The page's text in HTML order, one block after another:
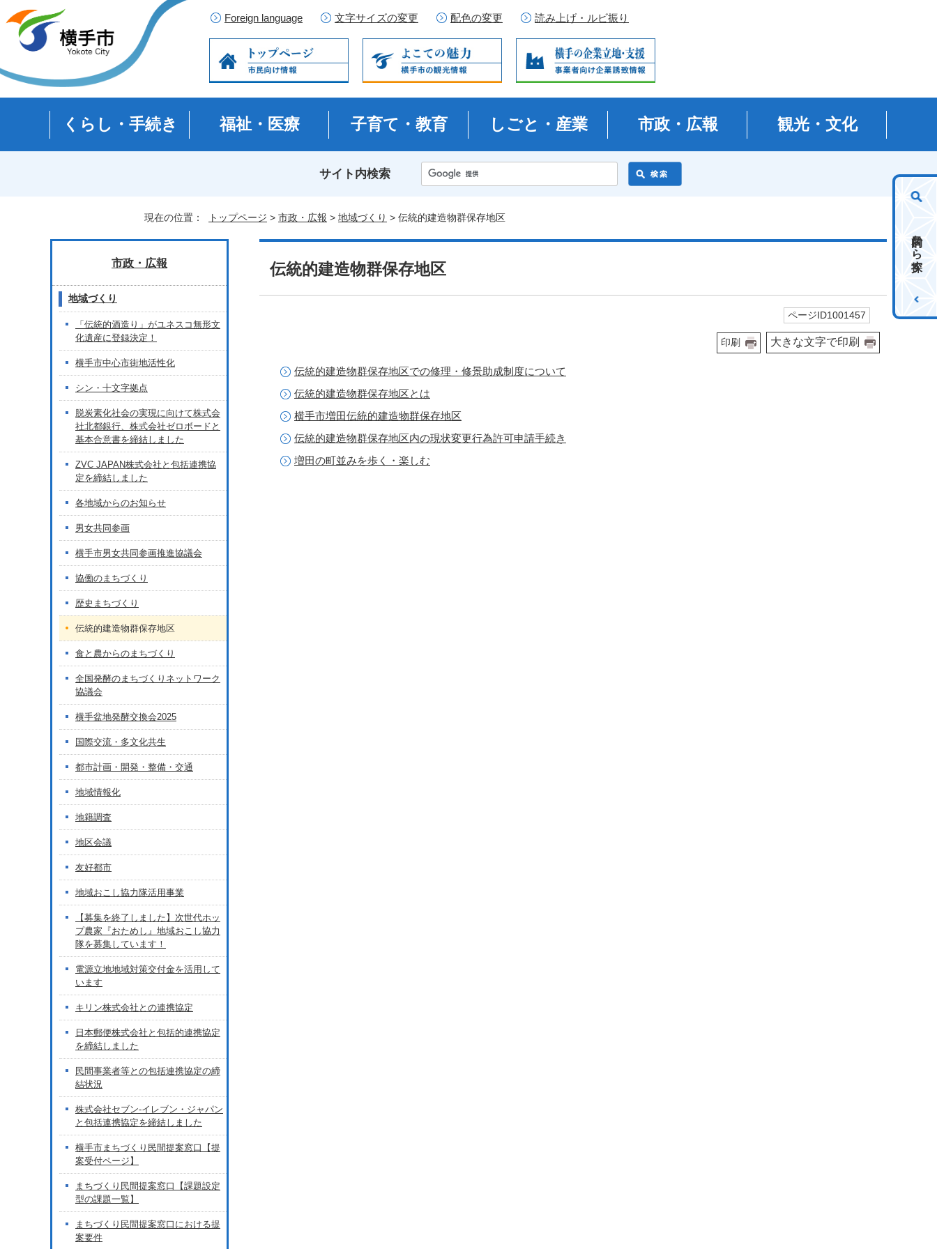
Foreign language 文字サイズの変更 配色の変更 読み上げ・ルビ振り
くらし・手続き 福祉・医療 子育て・教育 しごと・産業 市政・広報 観光・文化
サイト内検索
目的から探す
現在の位置： トップページ > 市政・広報 > 地域づくり > 伝統的建造物群保存地区
伝統的建造物群保存地区
ページID1001457
印刷 大きな文字で印刷
伝統的建造物群保存地区での修理・修景助成制度について
伝統的建造物群保存地区とは
横手市増田伝統的建造物群保存地区
伝統的建造物群保存地区内の現状変更行為許可申請手続き
増田の町並みを歩く・楽しむ
市政・広報
地域づくり
「伝統的酒造り」がユネスコ無形文
化遺産に登録決定！
横手市中心市街地活性化
シン・十文字拠点
脱炭素化社会の実現に向けて株式会
社北都銀行、株式会社ゼロボードと
基本合意書を締結しました
ZVC JAPAN株式会社と包括連携協
定を締結しました
各地域からのお知らせ
男女共同参画
横手市男女共同参画推進協議会
協働のまちづくり
歴史まちづくり
伝統的建造物群保存地区
食と農からのまちづくり
全国発酵のまちづくりネットワーク
協議会
横手盆地発酵交換会2025
国際交流・多文化共生
都市計画・開発・整備・交通
地域情報化
地籍調査
地区会議
友好都市
地域おこし協力隊活用事業
【募集を終了しました】次世代ホッ
プ農家『おためし』地域おこし協力
隊を募集しています！
電源立地地域対策交付金を活用して
います
キリン株式会社との連携協定
日本郵便株式会社と包括的連携協定
を締結しました
民間事業者等との包括連携協定の締
結状況
株式会社セブン-イレブン・ジャパン
と包括連携協定を締結しました
横手市まちづくり民間提案窓口【提
案受付ページ】
まちづくり民間提案窓口【課題設定
型の課題一覧】
まちづくり民間提案窓口における提
案要件